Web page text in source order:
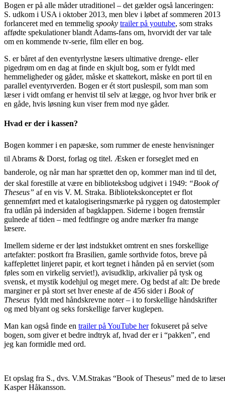
Bogen er på alle måder utraditionel – det gælder også lanceringen:
S. udkom i USA i oktober 2013, men blev i løbet af sommeren 2013
forlanceret med en temmelig spooky trailer på youtube, som straks
affødte spekulationer blandt Adams-fans om, hvorvidt der var tale
om en kommende tv-serie, film eller en bog.
S. er båret af den eventyrlystne læsers ultimative drenge- eller
pigedrøm om en dag at finde en skjult bog, som er fyldt med
hemmeligheder og gåder, måske et skattekort, måske en port til en
parallel eventyrverden. Bogen er ét stort puslespil, som man som
læser i vidt omfang er henvist til selv at lægge, og hvor hver brik er
en gåde, hvis løsning kun viser frem mod nye gåder.
Hvad er der i kassen?
Bogen kommer i en papæske, som rummer de eneste henvisninger
til Abrams & Dorst, forlag og titel. Æsken er forseglet med en
banderole, og nårman har sprættet den op, kommer man ind til det,
der skal forestille at være en biblioteksbog udgivet i 1949: “Book of
Theseus” af en vis V. M. Straka. Bibliotekskonceptet er flot
gennemført med et katalogiseringsmærke på ryggen og datostempler
fra udlån på indersiden af bagklappen. Siderne i bogen fremstår
gulnede af tiden – med fedtfingre og andre mærker fra mange
læsere.
Imellem siderne er der løst indstukket omtrent en snes forskellige
artefakter: postkort fra Brasilien, gamle sorthvide fotos, breve på
kaffeplettet linjeret papir, et kort tegnet i hånden på en serviet (som
føles som en virkelig serviet!), avisudklip, arkivalier på tysk og
svensk, et mystik kodehjul og meget mere. Og bedst af alt: De brede
marginer er på stort set hver eneste af de 456 sider i Book of
Theseus fyldt med håndskrevne noter – i to forskellige håndskrifter
og med blyant og seks forskellige farver kuglepen.
Man kan også finde en trailer på YouTube herfokuseret på selve
bogen, som giver et bedre indtryk af, hvad der er i “pakken”, end
jeg kan formidle med ord.
Et opslag fra S., dvs. V.M.Strakas “Book of Theseus” med de to
Kasper Håkansson.